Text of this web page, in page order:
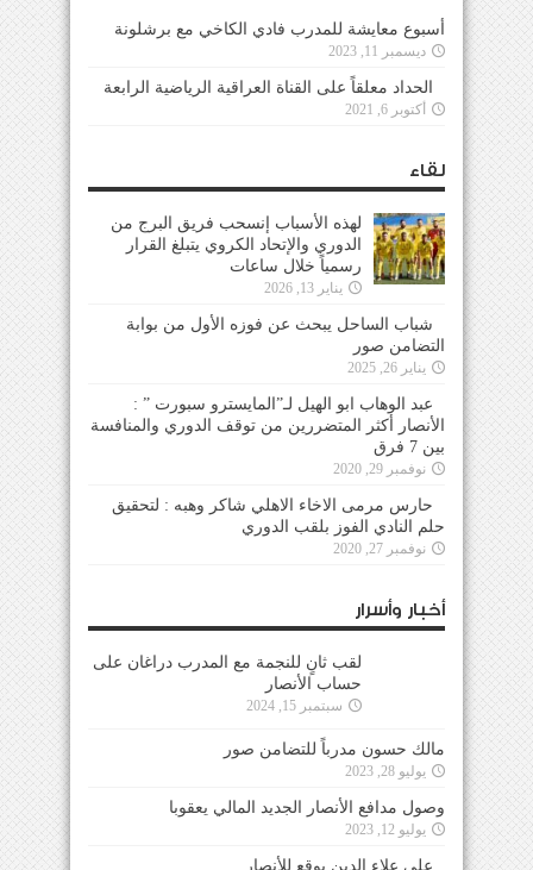
أسبوع معايشة للمدرب فادي الكاخي مع برشلونة
ديسمبر 11, 2023
الحداد معلقاً على القناة العراقية الرياضية الرابعة
أكتوبر 6, 2021
لقاء
لهذه الأسباب إنسحب فريق البرج من
الدوري والإتحاد الكروي يتبلغ القرار
رسمياً خلال ساعات
يناير 13, 2026
شباب الساحل يبحث عن فوزه الأول من بوابة
التضامن صور
يناير 26, 2025
عبد الوهاب ابو الهيل لـ”المايسترو سبورت ” :
الأنصار أكثر المتضررين من توقف الدوري والمنافسة
بين 7 فرق
نوفمبر 29, 2020
حارس مرمى الاخاء الاهلي شاكر وهبه : لتحقيق
حلم النادي الفوز بلقب الدوري
نوفمبر 27, 2020
أخبار وأسرار
لقب ثانٍ للنجمة مع المدرب دراغان على حساب
مالك حسون مدرباً للتضامن صور
يوليو 28, 2023
وصول مدافع الأنصار الجديد المالي يعقوبا
يوليو 12, 2023
علي علاء الدين يوقع للأنصار